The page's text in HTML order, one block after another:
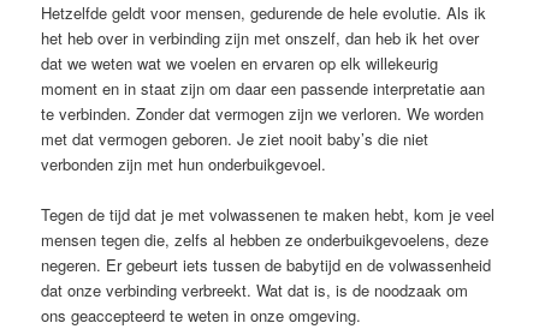
Hetzelfde geldt voor mensen, gedurende de hele evolutie. Als ik
het heb over in verbinding zijn met onszelf, dan heb ik het over
dat we weten wat we voelen en ervaren op elk willekeurig
moment en in staat zijn om daar een passende interpretatie aan
te verbinden. Zonder dat vermogen zijn we verloren. We worden
met dat vermogen geboren. Je ziet nooit baby’s die niet
verbonden zijn met hun onderbuikgevoel.
Tegen de tijd dat je met volwassenen te maken hebt, kom je veel
mensen tegen die, zelfs al hebben ze onderbuikgevoelens, deze
negeren. Er gebeurt iets tussen de babytijd en de volwassenheid
dat onze verbinding verbreekt. Wat dat is, is de noodzaak om
ons geaccepteerd te weten in onze omgeving.